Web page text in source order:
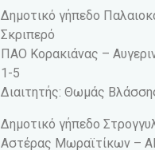
Δημοτικό γήπεδο
Σκριπερό
ΠΑΟ Κορακιάνας –
1-5
Διαιτητής: Θωμάς
Δημοτικό γήπεδο
Αστέρας Μωραϊτίκων –